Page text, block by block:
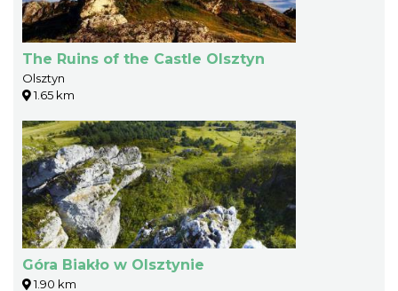
The Ruins of the Castle Olsztyn
Olsztyn
1.65 km
Góra Biakło w Olsztynie
1.90 km